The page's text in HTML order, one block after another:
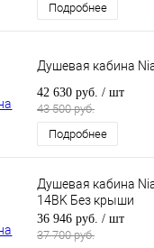
Подробнее
Душевая кабина
42 630 руб. / шт
43 500 руб.
Подробнее
Душевая кабина
14BK Без крыши
36 946 руб. / шт
37 700 руб.